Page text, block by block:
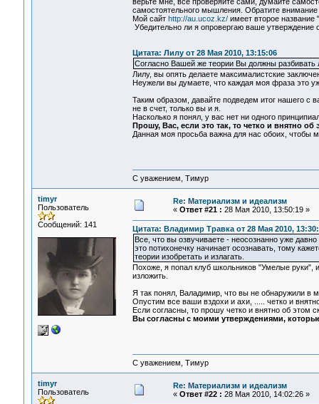
самостоятельного мышления. Обратите внимание
Мой сайт http://au.ucoz.kz/имеет второе название
Убедительно ли я опровергаю ваше
Цитата: Лилу от 28 Мая 2010, 13:15:06
Согласно Вашей же теории Вы должны
Лилу, вы опять делаете максималистские
Неужели вы думаете, что каждая моя фраза это
Таким образом, давайте подведем итог нашего с
не в счет, только вы и я.
Насколько я понял, у вас нет ни одного
Прошу, Вас, если это так, то четко и внятно об
Данная моя просьба важна для нас обоих, чтобы
С уважением, Тимур
timyr
Пользователь
Сообщений: 141
Re: Материализм и идеализм
« Ответ #21 : 28 Мая 2010, 13:50:19 »
Цитата: Владимир Травка от 28 Мая 2010,
Все, что вы озвучиваете - неосознанно уже
это потихонечку начинает осознавать, тому
теории изобретать и излагать.
Похоже, я попал клуб школьников "Умелые руки",
изложить.
Я так понял, Валадимир, что вы не обнаружили в
Опустим все ваши вздохи и ахи, ..... четко и
Если согласны, то прошу четко и внятно об этом
Вы согласны с моими утверждениями,
С уважением, Тимур
timyr
Пользователь
Re: Материализм и идеализм
« Ответ #22 : 28 Мая 2010, 14:02:26 »